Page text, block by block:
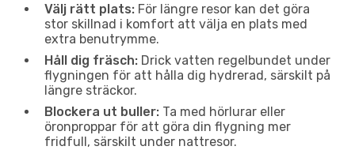
Välj rätt plats: För längre resor kan det göra
stor skillnad i komfort att välja en plats med
extra benutrymme.
Håll dig fräsch: Drick vatten regelbundet under
flygningen för att hålla dig hydrerad, särskilt på
längre sträckor.
Blockera ut buller: Ta med hörlurar eller
öronproppar för att göra din flygning mer
fridfull, särskilt under nattresor.